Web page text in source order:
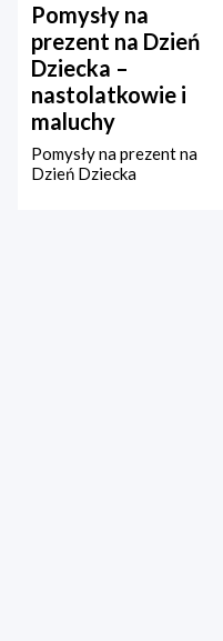
Pomysły na
prezent na Dzień
Dziecka –
nastolatkowie i
maluchy
Pomysły na prezent na
Dzień Dziecka